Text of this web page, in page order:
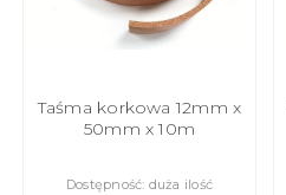
Taśma korkowa 12mm x
50mm x 10m
Dostępność: duża ilość